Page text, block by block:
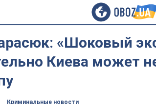
«Шоковый
Киева может
Криминальные новости